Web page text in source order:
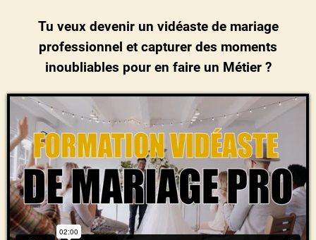
Tu veux devenir un vidéaste de mariage
professionnel et capturer des moments
inoubliables pour en faire un Métier ?